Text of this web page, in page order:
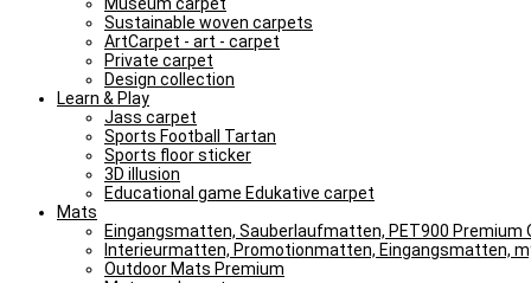
Sustainable woven carpets
ArtCarpet - art - carpet
Private carpet
Design collection
Learn & Play
Jass carpet
Sports Football Tartan
Sports floor sticker
3D illusion
Educational game Edukative carpet
Mats
Eingangsmatten, Sauberlaufmatten, PET900 Premium
Interieurmatten, Promotionmatten, Eingangsmatten,
Outdoor Mats Premium